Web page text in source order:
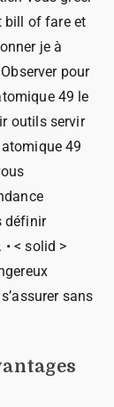
bill of fare et
je à
pour
49 le
outils servir
49
définir
< solid >
sans